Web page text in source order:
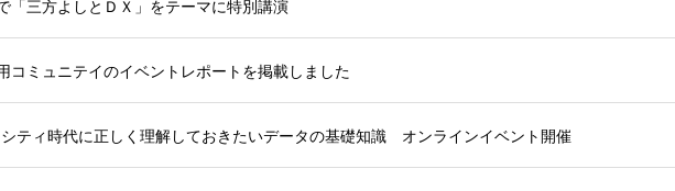
「三方よしとＤＸ」をテーマに特別講演
コミュニテイのイベントレポートを掲載しました
ティ時代に正しく理解しておきたいデータの基礎知識 オンラインイベント開催